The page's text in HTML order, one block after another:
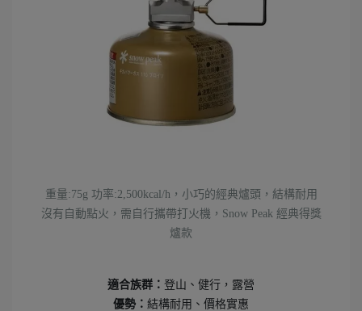
重量:75g 功率:2,500kcal/h，小巧的經典爐頭，結構耐用
沒有自動點火，需自行攜帶打火機，Snow Peak 經典得獎
爐款
適合族群： 登山、健行，露營
優勢： 結構耐用、價格實惠